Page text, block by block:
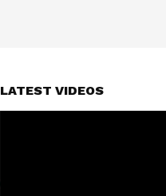
LATEST VIDEOS